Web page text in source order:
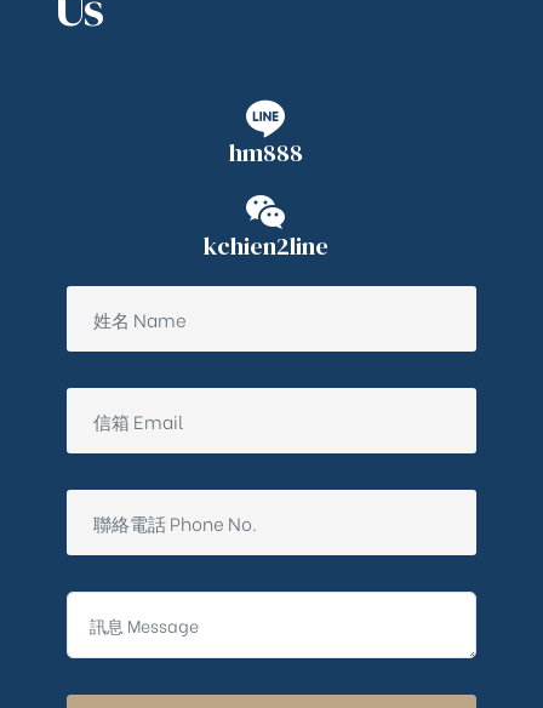
hm888
kchien2line